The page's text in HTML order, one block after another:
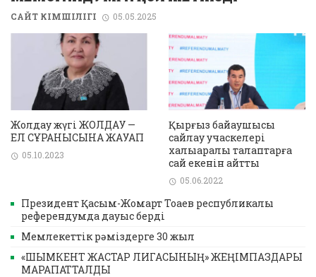
САЙТ ӘКІМШІЛІГІ 05.05.2025
Жолдау жүгі ЖОЛДАУ —
ЕЛ СҰРАНЫСЫНА ЖАУАП
05.10.2023
Қырғыз байқаушысы
сайлау учаскелері
халықаралық талаптарға
сай екенін айтты
05.06.2022
Президент Қасым-Жомарт Тоқаев республикалық
референдумда дауыс берді
Мемлекеттік рәміздерге 30 жыл
«ШЫМКЕНТ ЖАСТАР ЛИГАСЫНЫҢ» ЖЕҢІМПАЗДАРЫ
МАРАПАТТАЛДЫ